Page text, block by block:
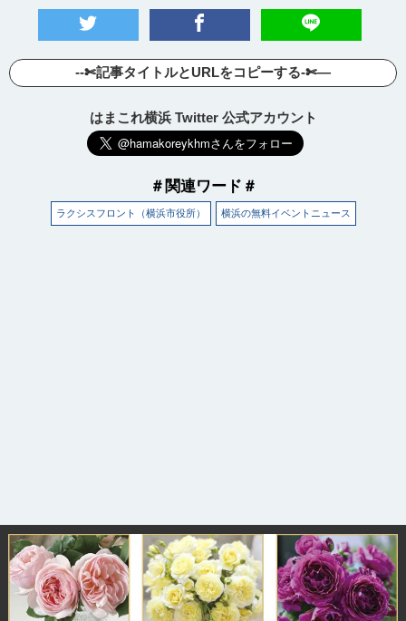
--✄記事タイトルとURLをコピーする-✄—
はまこれ横浜 Twitter 公式アカウント
＃関連ワード＃
ラクシスフロント（横浜市役所） 横浜の無料イベントニュース